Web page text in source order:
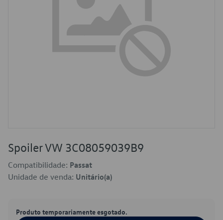
Spoiler VW 3C08059039B9
Compatibilidade: Passat
Unidade de venda: Unitário(a)
Produto temporariamente esgotado.